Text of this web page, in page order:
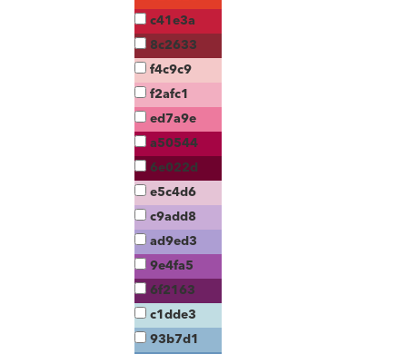
c41e3a
8c2633
f4c9c9
f2afc1
ed7a9e
a50544
6e022d
e5c4d6
c9add8
ad9ed3
9e4fa5
6f2163
c1dde3
93b7d1